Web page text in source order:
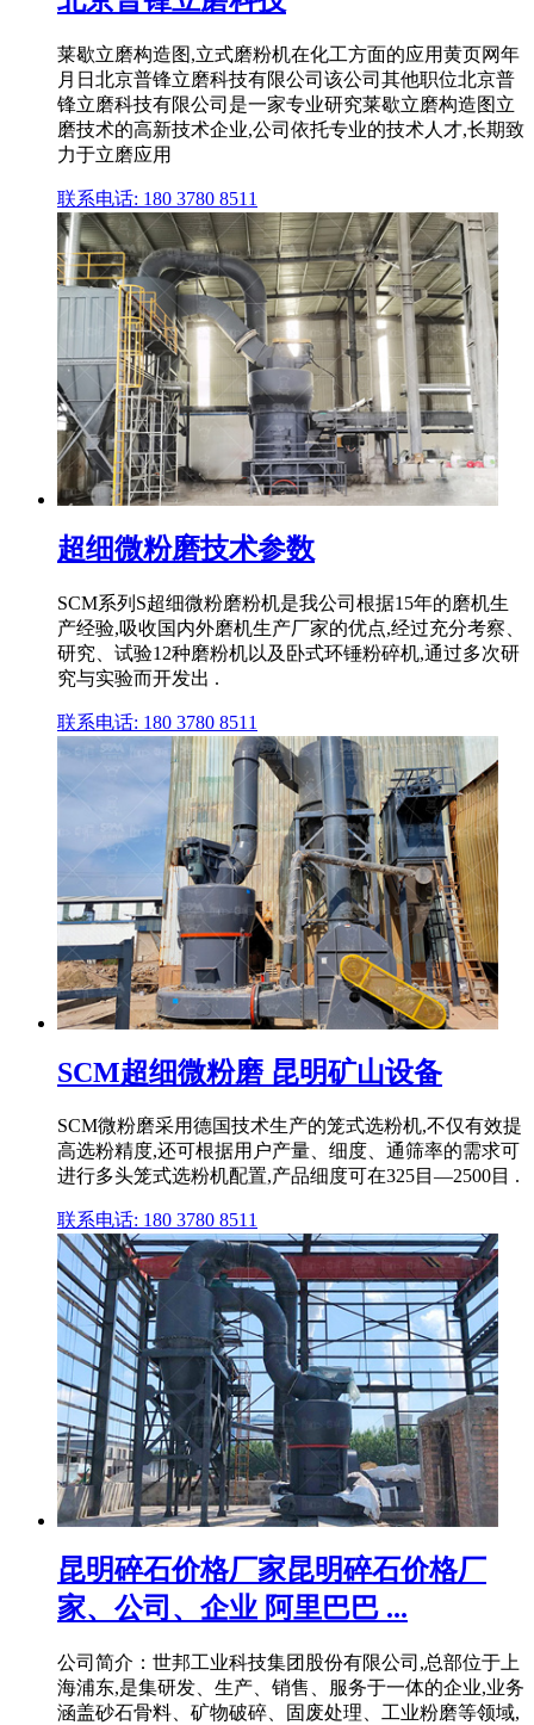
莱歇立磨构造图,立式磨粉机在化工方面的应用黄页网年
月日北京普锋立磨科技有限公司该公司其他职位北京普
锋立磨科技有限公司是一家专业研究莱歇立磨构造图立
磨技术的高新技术企业,公司依托专业的技术人才,长期致
力于立磨应用
联系电话: 180 3780 8511
超细微粉磨技术参数
SCM系列S超细微粉磨粉机是我公司根据15年的磨机生
产经验,吸收国内外磨机生产厂家的优点,经过充分考察、
研究、试验12种磨粉机以及卧式环锤粉碎机,通过多次研
究与实验而开发出 .
联系电话: 180 3780 8511
SCM超细微粉磨 昆明矿山设备
SCM微粉磨采用德国技术生产的笼式选粉机,不仅有效提
高选粉精度,还可根据用户产量、细度、通筛率的需求可
进行多头笼式选粉机配置,产品细度可在325目—2500目 .
联系电话: 180 3780 8511
昆明碎石价格厂家昆明碎石价格厂
家、公司、企业 阿里巴巴 ...
公司简介：世邦工业科技集团股份有限公司,总部位于上
海浦东,是集研发、生产、销售、服务于一体的企业,业务
涵盖砂石骨料、矿物破碎、固废处理、工业粉磨等领域,